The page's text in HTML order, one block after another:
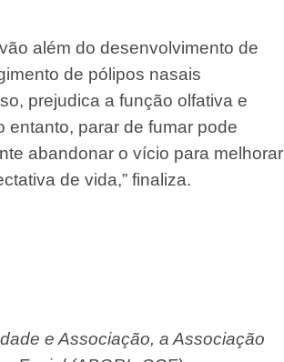
além do desenvolvimento de
de pólipos nasais
prejudica a função olfativa e
parar de fumar pode
abandonar o vício para melhorar
de vida,” finaliza.
e Associação, a Associação